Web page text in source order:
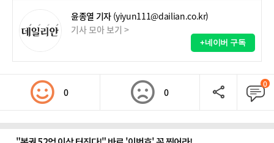
윤종열 기자 (yiyun111@dailian.co.kr)
기사 모아 보기 >
+네이버 구독
0 0
0